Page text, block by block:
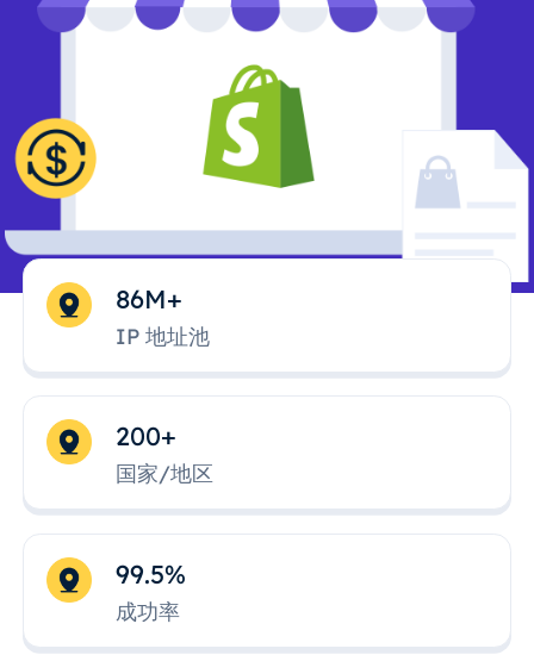
86M+
IP 地址池
200+
国家/地区
99.5%
成功率